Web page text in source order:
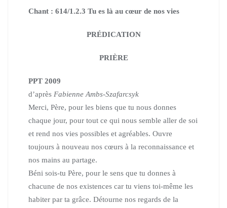
Chant : 614/1.2.3 Tu es là au cœur de nos vies
PRÉDICATION
PRIÈRE
PPT 2009
d’après Fabienne Ambs-Szafarcsyk
Merci, Père, pour les biens que tu nous donnes
chaque jour, pour tout ce qui nous semble aller de soi
et rend nos vies possibles et agréables. Ouvre
toujours à nouveau nos cœurs à la reconnaissance et
nos mains au partage.
Béni sois-tu Père, pour le sens que tu donnes à
chacune de nos existences car tu viens toi-même les
habiter par ta grâce. Détourne nos regards de la